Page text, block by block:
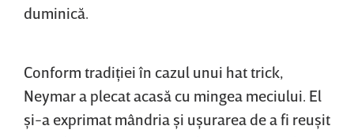
duminică.
Conform tradiţiei în cazul unui hat trick,
Neymar a plecat acasă cu mingea meciului. El
şi-a exprimat mândria şi uşurarea de a fi reuşit